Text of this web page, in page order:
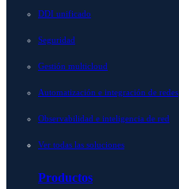
DDI unificado
Seguridad
Gestión multicloud
Automatización e integración de redes
Observabilidad e inteligencia de red
Ver todas las soluciones
Productos